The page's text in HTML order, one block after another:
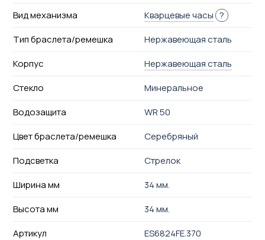
Вид механизма Кварцевые часы ?
Тип браслета/ремешка
Нержавеющая сталь
Корпус
Нержавеющая сталь
Стекло
Минеральное
Водозащита
WR 50
Цвет браслета/ремешка
Серебряный
Подсветка
Стрелок
Ширина мм
34 мм.
Высота мм
34 мм.
Артикул
ES6824FE.370